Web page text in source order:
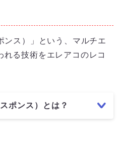
ンス）」という、マルチエ
る技術をエレアコのレコ
ポンス）とは？